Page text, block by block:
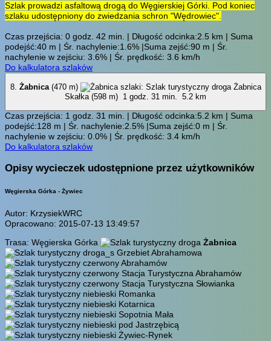
Szlak prowadzi asfaltową drogą do Węgierskiej Górki. Pod koniec
szlaku udostępniony do zwiedzania schron "Wędrowiec".
Czas przejścia: 0 godz. 42 min. | Długość odcinka:2.5 km | Suma
podejść:40 m | Śr. nachylenie:1.6% |Suma zejść:90 m | Śr.
nachylenie w zejściu: 3.6% | Śr. prędkość: 3.6 km/h
Do kalkulatora szlaków
8. Żabnica(470 m)
Żabnica
Skałka (598 m) 1 godz. 31 min. 5.2 km
Czas przejścia: 1 godz. 31 min. | Długość odcinka:5.2 km | Suma
podejść:128 m | Śr. nachylenie:2.5% |Suma zejść:0 m | Śr.
nachylenie w zejściu: 0.0% | Śr. prędkość: 3.4 km/h
Do kalkulatora szlaków
Opisy wycieczek udostępnione przez użytkowników
Węgierska Górka - Żywiec
Autor: KrzysiekWRC
Opracowano: 2015-07-13 13:49:57
Trasa: Węgierska Górka
Żabnica
Grzebiet Abrahamowa
Abrahamów
Stacja Turystyczna Abrahamów
Stacja Turystyczna Słowianka
Romanka
Kotarnica
Sopotnia Mała
pod Jastrzębicą
Żywiec-Rynek